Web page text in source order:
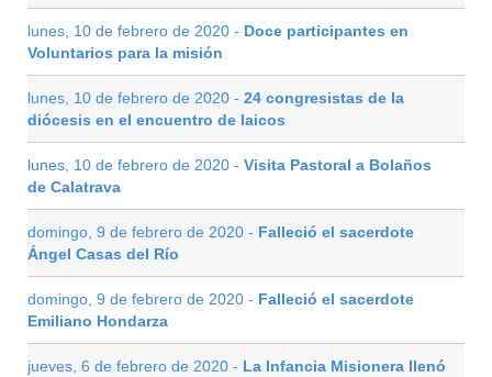
lunes, 10 de febrero de 2020 - Doce participantes en
Voluntarios para la misión
lunes, 10 de febrero de 2020 - 24 congresistas de la
diócesis en el encuentro de laicos
lunes, 10 de febrero de 2020 - Visita Pastoral a Bolaños
de Calatrava
domingo, 9 de febrero de 2020 - Falleció el sacerdote
Ángel Casas del Río
domingo, 9 de febrero de 2020 - Falleció el sacerdote
Emiliano Hondarza
jueves, 6 de febrero de 2020 - La Infancia Misionera llenó